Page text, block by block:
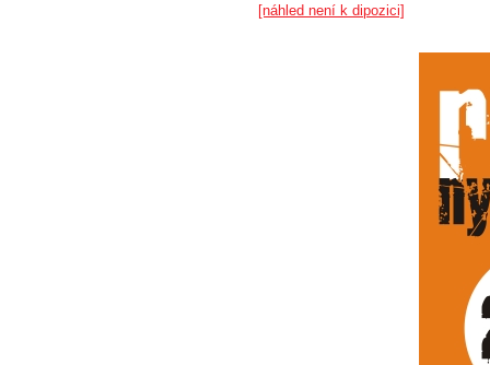
[náhled není k dipozici]